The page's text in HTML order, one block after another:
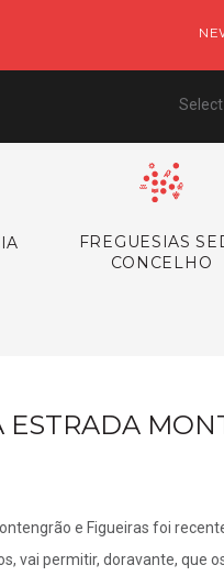
FREGUESIAS
CONCELHO
e Figueiras foi
vai permitir, doravante, que